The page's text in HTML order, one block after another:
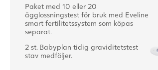
Paket med 10 eller 20
ägglossningstest för bruk med Eveline
smart fertilitetssystem som köpas
separat.
2 st. Babyplan tidig graviditetstest
stav medföljer.